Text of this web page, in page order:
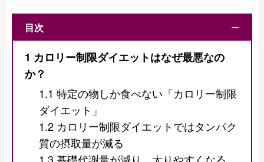
目次 ー
1 カロリー制限ダイエットはなぜ最悪なの
か？
1.1 特定の物しか食べない「カロリー制限
ダイエット」
1.2 カロリー制限ダイエットではタンパク
質の摂取量が減る
1.3 基礎代謝量が減り、太りやすくなる